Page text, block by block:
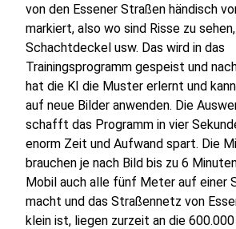
von den Essener Straßen händisch
markiert, also wo sind Risse zu
Schachtdeckel usw. Das wird in das
Trainingsprogramm gespeist und
hat die KI die Muster erlernt und
auf neue Bilder anwenden. Die
schafft das Programm in vier
enorm Zeit und Aufwand spart. Die
brauchen je nach Bild bis zu 6
Mobil auch alle fünf Meter auf einer
macht und das Straßennetz von
klein ist, liegen zurzeit an die